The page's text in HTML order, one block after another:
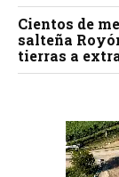
Cientos de
salteña
tierras a